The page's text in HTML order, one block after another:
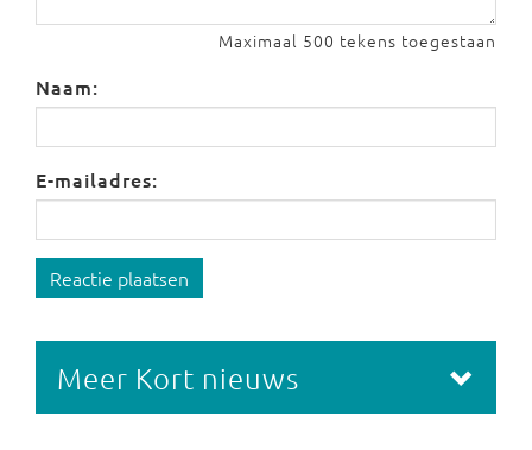
Maximaal 500 tekens toegestaan
Naam:
E-mailadres:
Reactie plaatsen
Meer Kort nieuws